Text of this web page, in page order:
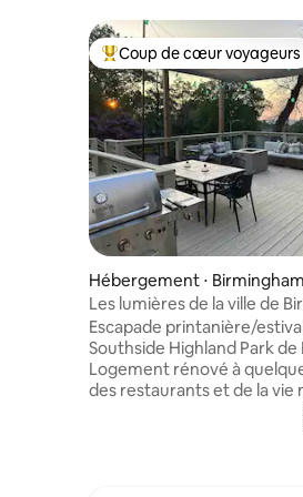
Coups de cœur voyageurs
Coup de cœur voyageurs
Hébergement ⋅ Birmingham
Les lumières de la ville de
Escapade printanière/
Southside Highland Park de
Logement rénové à
des restaurants et de la vie
Capacité d'accueil : 6
King Size + 2 lits Queen